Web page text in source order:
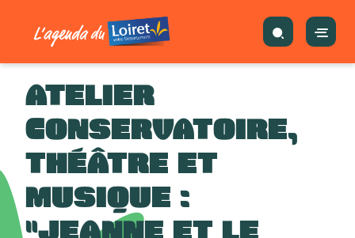
ATELIER
CONSERVATOIRE,
THÉÂTRE ET
MUSIQUE :